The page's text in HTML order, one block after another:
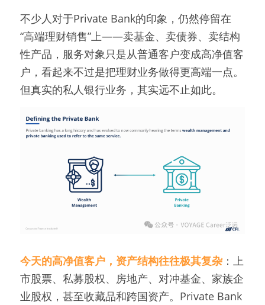
不少人对于Private Bank的印象，仍然停留在
“高端理财销售”上——卖基金、卖债券、卖结构
性产品，服务对象只是从普通客户变成高净值客
户，看起来不过是把理财业务做得更高端一点。
但真实的私人银行业务，其实远不止如此。
今天的高净值客户，资产结构往往极其复杂 ：上
市股票、私募股权、房地产、对冲基金、家族企
业股权，甚至收藏品和跨国资产。Private Bank